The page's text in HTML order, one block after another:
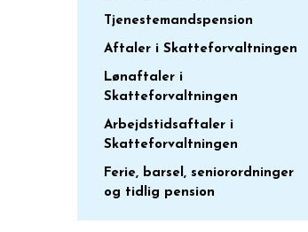
Tjenestemandspension
Aftaler i Skatteforvaltningen
Lønaftaler i
Skatteforvaltningen
Arbejdstidsaftaler i
Skatteforvaltningen
Ferie, barsel, seniorordninger
og tidlig pension